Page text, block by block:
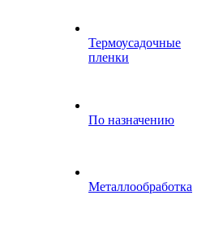
Термоусадочные
пленки
По назначению
Металлообработка